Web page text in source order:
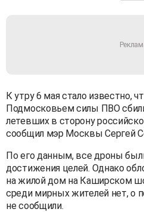
К утру 6 мая стало известно,
Подмосковьем силы ПВО
летевших в сторону
сообщил мэр Москвы Сергей
По его данным, все дроны
достижения целей. Однако
на жилой дом на Каширском
среди мирных жителей нет, о
не сообщили.